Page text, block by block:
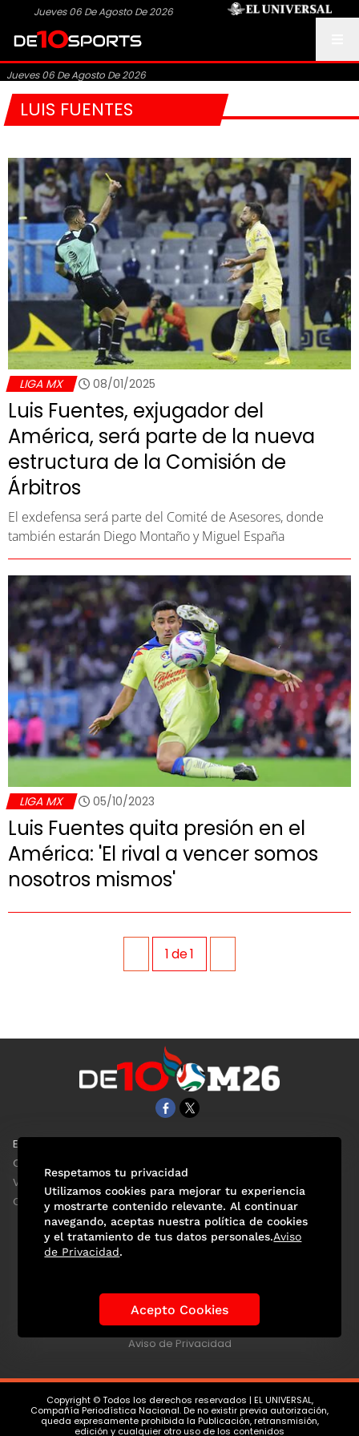
Jueves 06 De Agosto De 2026
Jueves 06 De Agosto De 2026
LUIS FUENTES
LIGA MX 08/01/2025
Luis Fuentes, exjugador del
América, será parte de la nueva
estructura de la Comisión de
Árbitros
El exdefensa será parte del Comité de Asesores, donde
también estarán Diego Montaño y Miguel España
LIGA MX 05/10/2023
Luis Fuentes quita presión en el
América: 'El rival a vencer somos
nosotros mismos'
1de1
EL UNIVERSAL
Clase
ViveUSA
Confabulario
Historia de los Mundiales Lo viral Anécdotas Mundialistas
Las Figuras Tendencias Directorio
Aviso de Privacidad
Copyright © Todos los derechos reservados | EL UNIVERSAL,
Compañía Periodística Nacional. De no existir previa autorización,
queda expresamente prohibida la Publicación, retransmisión,
edición y cualquier otro uso de los contenidos
Respetamos tu privacidad
Utilizamos cookies para mejorar tu experiencia
y mostrarte contenido relevante. Al continuar
navegando, aceptas nuestra política de cookies
y el tratamiento de tus datos personales.Aviso
de Privacidad.
Acepto Cookies